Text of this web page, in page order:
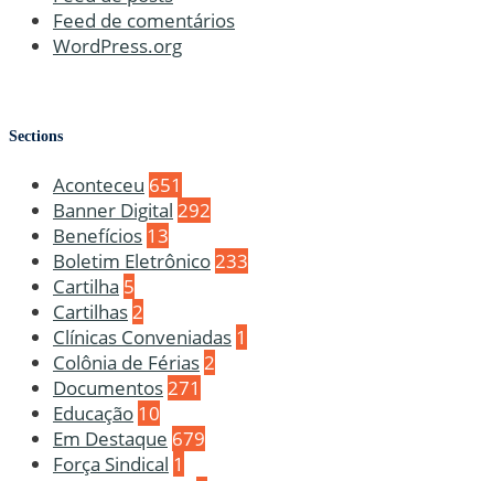
Feed de comentários
WordPress.org
Sections
Aconteceu 651
Banner Digital 292
Benefícios 13
Boletim Eletrônico 233
Cartilha 5
Cartilhas 2
Clínicas Conveniadas 1
Colônia de Férias 2
Documentos 271
Educação 10
Em Destaque 679
Força Sindical 1